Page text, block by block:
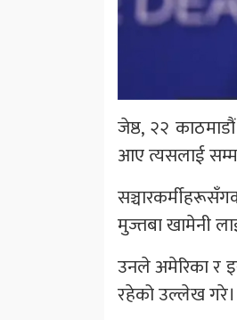
जेष्ठ, २२
आए त्यसलाई
मुज्तबा खामेनी
उनले अमेरिका र
रहेको उल्लेख गरे।